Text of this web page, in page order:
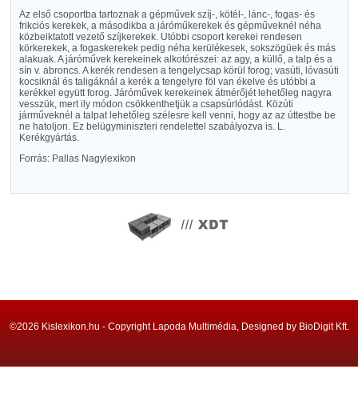
Az első csoportba tartoznak a gépművek szíj-, kötél-, lánc-, fogas- és
frikciós kerekek, a másodikba a járóműkerekek és gépműveknél néha
közbeiktatott vezető szíjkerekek. Utóbbi csoport kerekei rendesen
körkerekek, a fogaskerekek pedig néha kerülékesek, sokszögüek és más
alakuak. A járóművek kerekeinek alkotórészei: az agy, a küllő, a talp és a
sín v. abroncs. A kerék rendesen a tengelycsap körül forog; vasúti, lóvasúti
kocsiknál és taligáknál a kerék a tengelyre föl van ékelve és utóbbi a
kerékkel együtt forog. Járóművek kerekeinek átmérőjét lehetőleg nagyra
vesszük, mert ily módon csökkenthetjük a csapsúrlódást. Közúti
járműveknél a talpat lehetőleg szélesre kell venni, hogy az az úttestbe be
ne hatoljon. Ez belügyminiszteri rendelettel szabályozva is. L.
Kerékgyártás.
Forrás: Pallas Nagylexikon
©2026 Kislexikon.hu - Copyright Lapoda Multimédia, Designed by BioDigit Kft.